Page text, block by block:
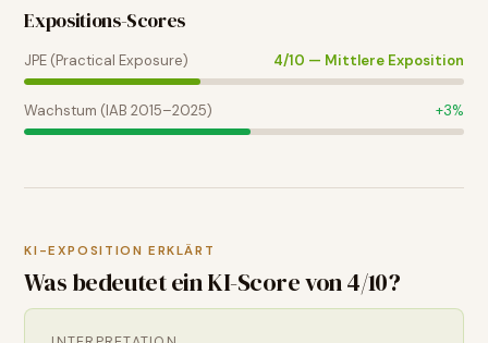
Expositions-Scores
JPE (Practical Exposure) 4/10 — Mittlere Exposition
Wachstum (IAB 2015–2025) +3%
KI-EXPOSITION ERKLÄRT
Was bedeutet ein KI-Score von4/10?